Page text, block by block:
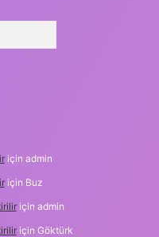
için admin
için Buz
için admin
için Göktürk